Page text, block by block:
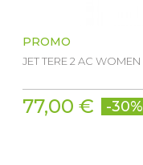
PROMO
JET TERE 2 AC WOMEN
77,00 € -30%